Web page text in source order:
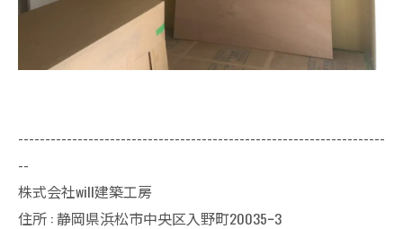
--------------------------------------------------------------------
--
株式会社will建築工房
住所 : 静岡県浜松市中央区入野町20035ｰ3